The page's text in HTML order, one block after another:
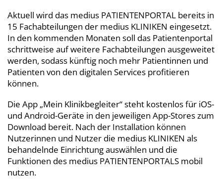
Aktuell wird das medius PATIENTENPORTAL bereits in
15 Fachabteilungen der medius KLINIKEN eingesetzt.
In den kommenden Monaten soll das Patientenportal
schrittweise auf weitere Fachabteilungen ausgeweitet
werden, sodass künftig noch mehr Patientinnen und
Patienten von den digitalen Services profitieren
können.
Die App „Mein Klinikbegleiter“ steht kostenlos für iOS-
und Android-Geräte in den jeweiligen App-Stores zum
Download bereit. Nach der Installation können
Nutzerinnen und Nutzer die medius KLINIKEN als
behandelnde Einrichtung auswählen und die
Funktionen des medius PATIENTENPORTALS mobil
nutzen.